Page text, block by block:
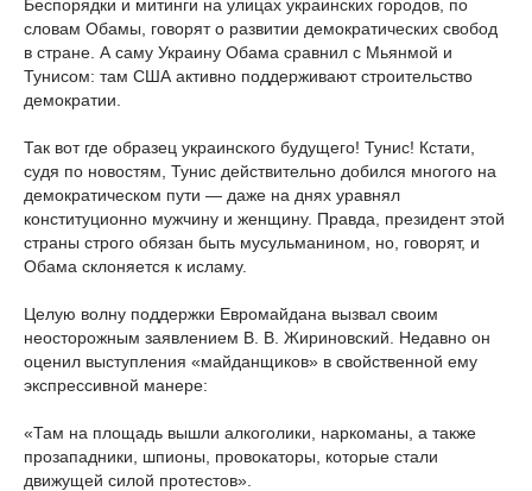
Беспорядки и митинги на улицах украинских городов, по
словам Обамы, говорят о развитии демократических свобод
в стране. А саму Украину Обама сравнил с Мьянмой и
Тунисом: там США активно поддерживают строительство
демократии.
Так вот где образец украинского будущего! Тунис! Кстати,
судя по новостям, Тунис действительно добился многого на
демократическом пути — даже на днях уравнял
конституционно мужчину и женщину. Правда, президент этой
страны строго обязан быть мусульманином, но, говорят, и
Обама склоняется к исламу.
Целую волну поддержки Евромайдана вызвал своим
неосторожным заявлением В. В. Жириновский. Недавно он
оценил выступления «майданщиков» в свойственной ему
экспрессивной манере:
«Там на площадь вышли алкоголики, наркоманы, а также
прозападники, шпионы, провокаторы, которые стали
движущей силой протестов».